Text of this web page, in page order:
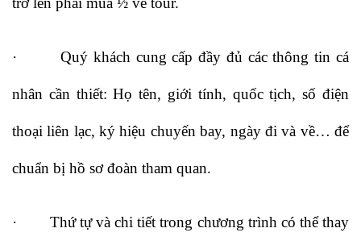
· Quý khách cung cấp đầy đủ các thông tin cá
nhân cần thiết: Họ tên, giới tính, quốc tịch, số điện
thoại liên lạc, ký hiệu chuyến bay, ngày đi và về… để
chuẩn bị hồ sơ đoàn tham quan.
· Thứ tự và chi tiết trong chương trình có thể thay